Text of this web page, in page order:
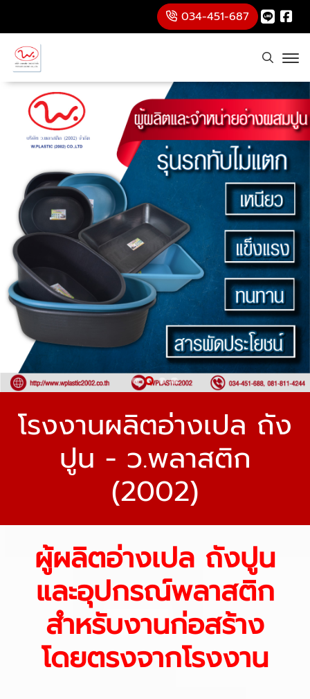
034-451-687
โรงงานผลิตอ่างเปล ถัง
ปูน - ว.พลาสติก
(2002)
ผู้ผลิตอ่างเปล ถังปูน
และอุปกรณ์พลาสติก
สำหรับงานก่อสร้าง
โดยตรงจากโรงงาน